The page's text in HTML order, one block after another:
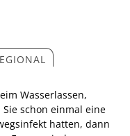
Wasserlassen,
schon einmal eine
hatten, dann